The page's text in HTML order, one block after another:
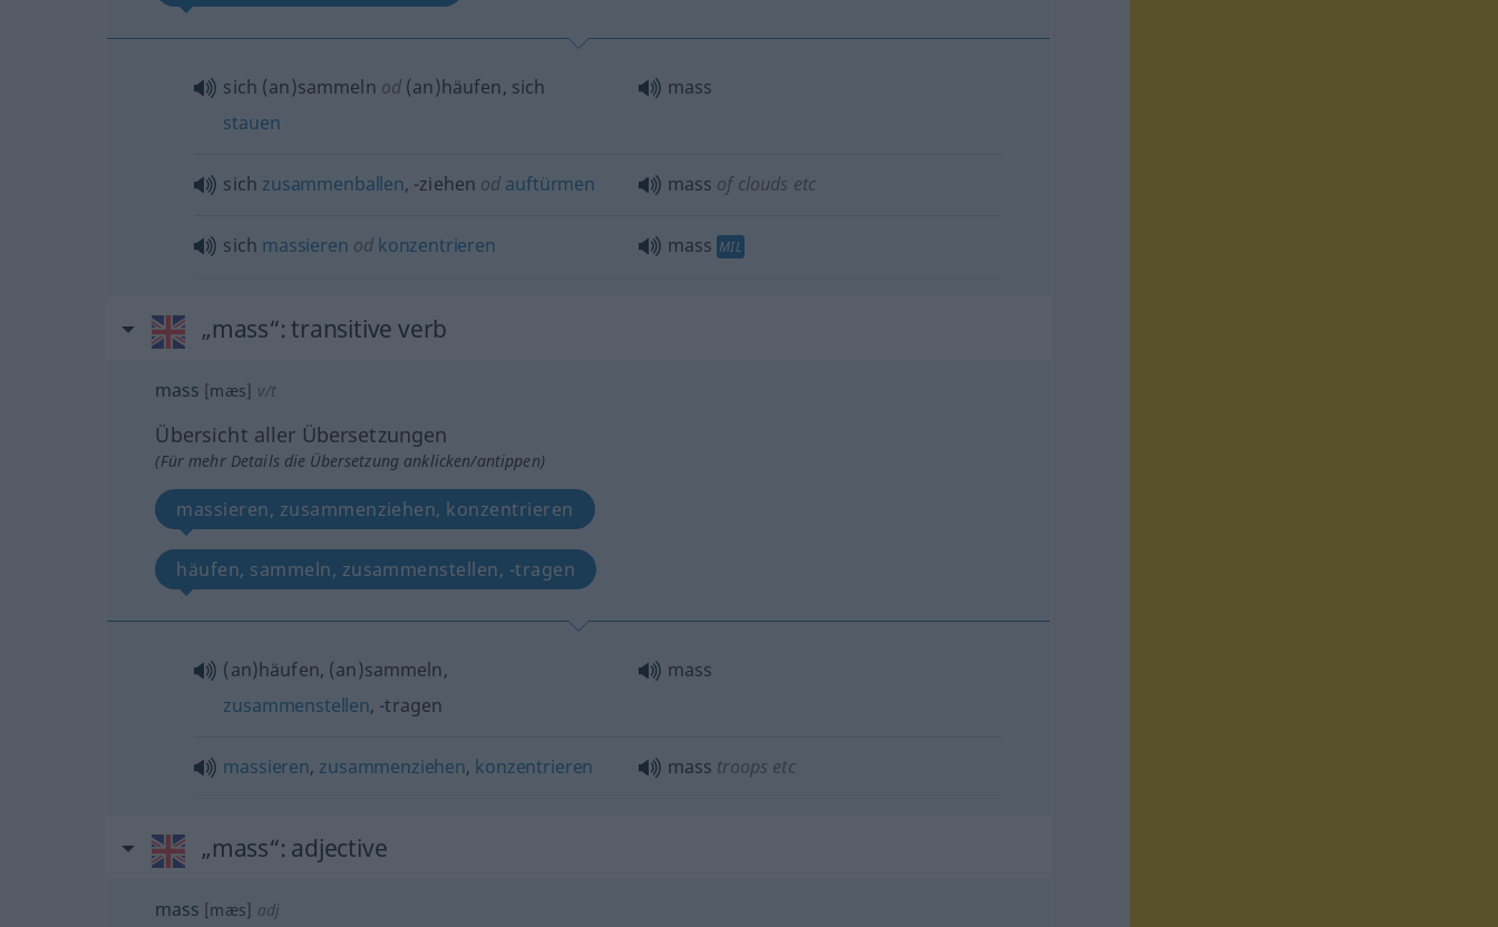
sich (an)sammeln od (an)häufen, sich
stauen
mass
sich zusammenballen, -ziehen od auftürmen mass of clouds etc
sich massieren od konzentrieren mass MIL
„mass“: transitive verb
mass [mæs] v/t
Übersicht aller Übersetzungen
(Für mehr Details die Übersetzung anklicken/antippen)
massieren, zusammenziehen, konzentrieren
häufen, sammeln, zusammenstellen, -tragen
(an)häufen, (an)sammeln,
zusammenstellen, -tragen
mass
massieren, zusammenziehen, konzentrieren mass troops etc
„mass“: adjective
mass [mæs] adj